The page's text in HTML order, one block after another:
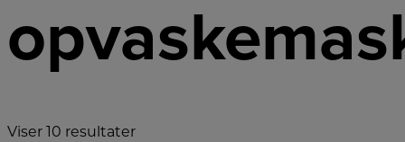
Viser 10 resultater